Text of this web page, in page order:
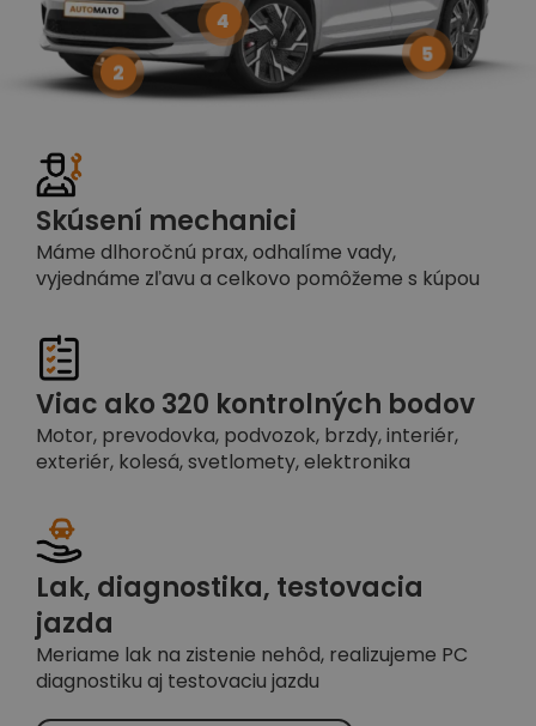
Skúsení mechanici
Máme dlhoročnú prax, odhalíme vady,
vyjednáme zľavu a celkovo pomôžeme s kúpou
Viac ako 320 kontrolných bodov
Motor, prevodovka, podvozok, brzdy, interiér,
exteriér, kolesá, svetlomety, elektronika
Lak, diagnostika, testovacia
jazda
Meriame lak na zistenie nehôd, realizujeme PC
diagnostiku aj testovaciu jazdu
2
4
5